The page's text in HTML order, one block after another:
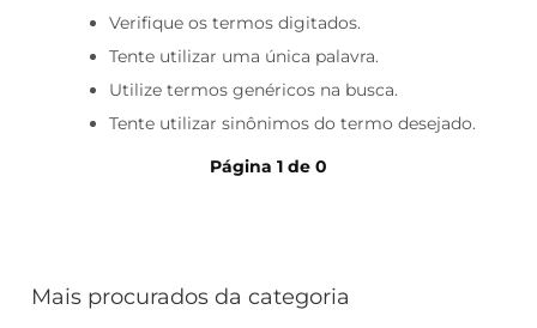
Verifique os termos digitados.
Tente utilizar uma única palavra.
Utilize termos genéricos na busca.
Tente utilizar sinônimos do termo desejado.
Página 1de 0
Mais procurados da categoria